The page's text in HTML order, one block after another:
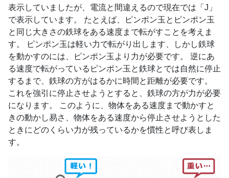
表示していましたが、電流と間違えるので現在では「J」
で表示しています。 たとえば、ピンポン玉とピンポン玉
と同じ大きさの鉄球をある速度まで転がすことを考えま
す。 ピンポン玉は軽い力で転がり出します、しかし鉄球
を動かすのには、ピンポン玉より力が必要です。 逆にあ
る速度で転がっているピンポン玉と鉄球とでは自然に停止
するまで、鉄球の方がはるかに時間と距離が必要です。
これを強引に停止させようとすると、鉄球の方が力が必要
になります。 このように、物体をある速度まで動かすと
きの動かし易さ、物体をある速度から停止させようとした
ときにどのくらい力が残っているかを慣性と呼び表しま
す。